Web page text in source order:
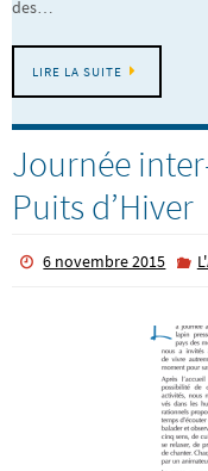
des…
LIRE LA SUITE
Journée
Puits d’Hiver
6 novembre 2015